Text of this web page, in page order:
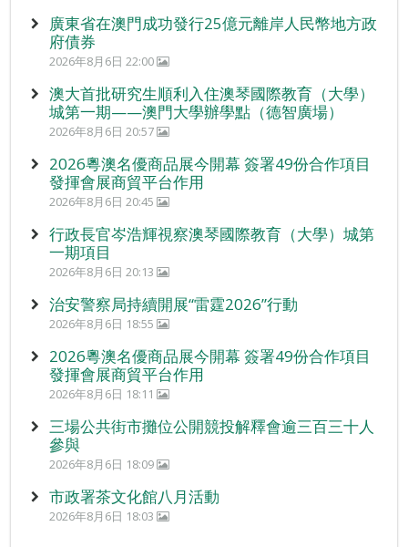
廣東省在澳門成功發行25億元離岸人民幣地方政
府債券
2026年8月6日 22:00
澳大首批研究生順利入住澳琴國際教育（大學）
城第一期——澳門大學辦學點（德智廣場）
2026年8月6日 20:57
2026粵澳名優商品展今開幕 簽署49份合作項目
發揮會展商貿平台作用
2026年8月6日 20:45
行政長官岑浩輝視察澳琴國際教育（大學）城第
一期項目
2026年8月6日 20:13
治安警察局持續開展“雷霆2026”行動
2026年8月6日 18:55
2026粵澳名優商品展今開幕 簽署49份合作項目
發揮會展商貿平台作用
2026年8月6日 18:11
三場公共街市攤位公開競投解釋會逾三百三十人
參與
2026年8月6日 18:09
市政署茶文化館八月活動
2026年8月6日 18:03